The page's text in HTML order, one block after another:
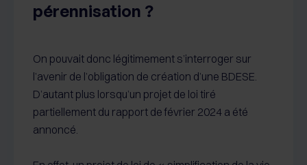
pérennisation ?
On pouvait donc légitimement s’interroger sur
l’avenir de l’obligation de création d’une BDESE.
D’autant plus lorsqu’un projet de loi tiré
partiellement du rapport de février 2024 a été
annoncé.